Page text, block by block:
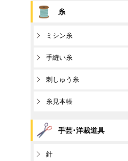
糸
ミシン糸
手縫い糸
刺しゅう糸
糸見本帳
手芸･洋裁道具
針